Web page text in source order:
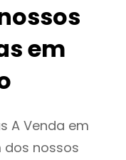
em
A Venda em
dos nossos